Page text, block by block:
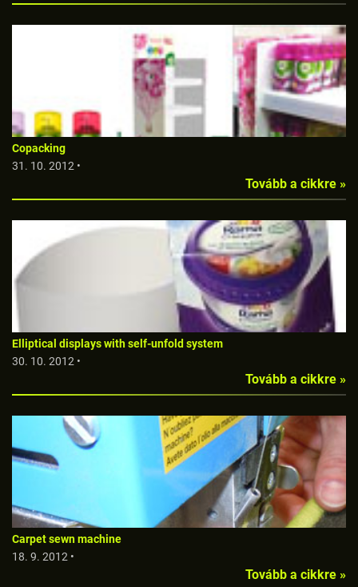
Copacking
31. 10. 2012 •
Tovább a cikkre »
Elliptical displays with self-unfold system
30. 10. 2012 •
Tovább a cikkre »
Carpet sewn machine
18. 9. 2012 •
Tovább a cikkre »